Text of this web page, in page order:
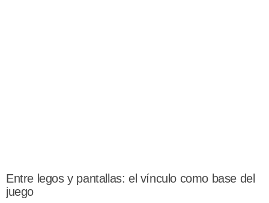
Entre legos y pantallas: el vínculo como base del
juego